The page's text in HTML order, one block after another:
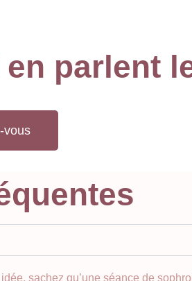
parlent
vous
sachez qu’une séance de